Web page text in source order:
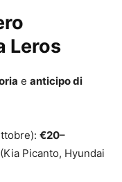
Leros
e anticipo di
€20–
Picanto, Hyundai